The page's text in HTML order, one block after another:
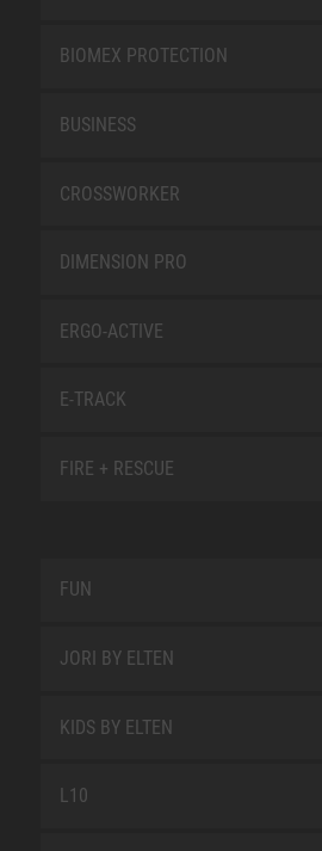
BIOMEX PROTECTION
BUSINESS
CROSSWORKER
DIMENSION PRO
ERGO-ACTIVE
E-TRACK
FIRE + RESCUE
FUN
JORI BY ELTEN
KIDS BY ELTEN
L10